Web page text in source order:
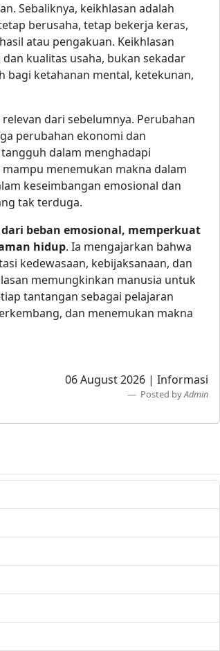
Sebaliknya, keikhlasan adalah
berusaha, tetap bekerja keras,
atau pengakuan. Keikhlasan
kualitas usaha, bukan sekadar
bagi ketahanan mental, ketekunan,
dari sebelumnya. Perubahan
perubahan ekonomi dan
dalam menghadapi
menemukan makna dalam
keseimbangan emosional dan
tak terduga.
beban emosional, memperkuat
hidup. Ia mengajarkan bahwa
kedewasaan, kebijaksanaan, dan
memungkinkan manusia untuk
tantangan sebagai pelajaran
dan menemukan makna
06 August 2026 | Informasi
Posted byAdmin